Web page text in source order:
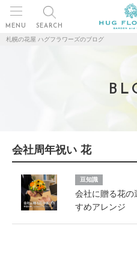
MENU SEARCH
札幌の花屋 ハグフラワーズのブログ
会社周年祝い 花
豆知識
会社に贈る花の
すめアレンジ